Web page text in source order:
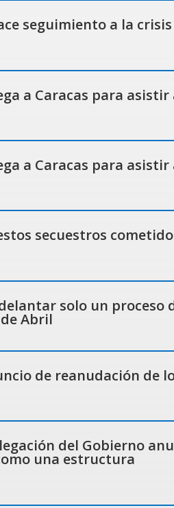
seguimiento a la
a Caracas para asistir
a Caracas para asistir
secuestros
solo un proceso
Abril
de reanudación de
del Gobierno
una estructura